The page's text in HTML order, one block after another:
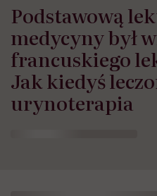
Podstawową
medycyny był
francuskiego
Jak kiedyś
urynoterapia